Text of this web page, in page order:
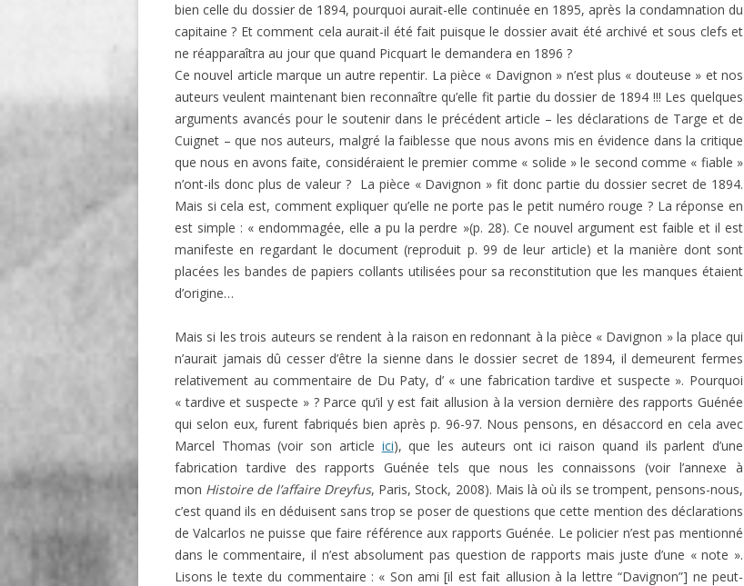
bien celle du dossier de 1894, pourquoi aurait-elle continuée en 1895, après la condamnation du
capitaine ? Et comment cela aurait-il été fait puisque le dossier avait été archivé et sous clefs et
ne réapparaîtra au jour que quand Picquart le demandera en 1896 ?
Ce nouvel article marque un autre repentir. La pièce « Davignon » n’est plus « douteuse » et nos
auteurs veulent maintenant bien reconnaître qu’elle fit partie du dossier de 1894 !!! Les quelques
arguments avancés pour le soutenir dans le précédent article – les déclarations de Targe et de
Cuignet – que nos auteurs, malgré la faiblesse que nous avons mis en évidence dans la critique
que nous en avons faite, considéraient le premier comme « solide » le second comme « fiable »
n’ont-ils donc plus de valeur ? La pièce « Davignon » fit donc partie du dossier secret de 1894.
Mais si cela est, comment expliquer qu’elle ne porte pas le petit numéro rouge ? La réponse en
est simple : « endommagée, elle a pu la perdre »(p. 28). Ce nouvel argument est faible et il est
manifeste en regardant le document (reproduit p. 99 de leur article) et la manière dont sont
placées les bandes de papiers collants utilisées pour sa reconstitution que les manques étaient
d’origine…
Mais si les trois auteurs se rendent à la raison en redonnant à la pièce « Davignon » la place qui
n’aurait jamais dû cesser d’être la sienne dans le dossier secret de 1894, il demeurent fermes
relativement au commentaire de Du Paty, d’ « une fabrication tardive et suspecte ». Pourquoi
« tardive et suspecte » ? Parce qu’il y est fait allusion à la version dernière des rapports Guénée
qui selon eux, furent fabriqués bien après p. 96-97. Nous pensons, en désaccord en cela avec
Marcel Thomas (voir son article ici), que les auteurs ont ici raison quand ils parlent d’une
fabrication tardive des rapports Guénée tels que nous les connaissons (voir l’annexe à
mon Histoire de l’affaire Dreyfus, Paris, Stock, 2008). Mais là où ils se trompent, pensons-nous,
c’est quand ils en déduisent sans trop se poser de questions que cette mention des déclarations
de Valcarlos ne puisse que faire référence aux rapports Guénée. Le policier n’est pas mentionné
dans le commentaire, il n’est absolument pas question de rapports mais juste d’une « note ».
Lisons le texte du commentaire : « Son ami [il est fait allusion à la lettre “Davignon”] ne peut-